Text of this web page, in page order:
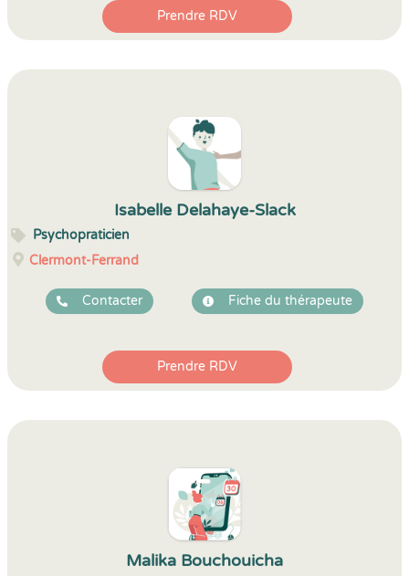
Prendre RDV
Isabelle Delahaye-Slack
Psychopraticien
Clermont-Ferrand
Contacter Fiche du thérapeute
Prendre RDV
Malika Bouchouicha